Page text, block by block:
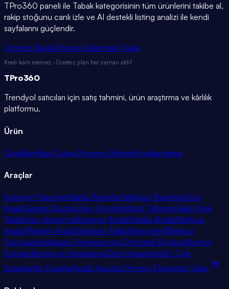
TPro360 paneli ile Tabak kategorisinin tüm ürünlerini takibe al,
rakip stoğunu canlı izle ve AI destekli listing analizi ile kendi
sayfalarını güçlendir.
Ücretsiz BaşlaChrome Eklentisini Yükle
Kredi kartı istemez · Ücretsiz plan her zaman aktif
TPro360
Trendyol satıcıları için satış tahmini, ürün araştırma ve kârlılık
platformu.
Ürün
ÖzelliklerNasıl ÇalışırChrome EklentisiFiyatlandırma
Araçlar
Kategori RaporlarıMarka RaporlarıMağaza RaporlarıÜrün
AnalizGörsel StüdyoÜrün FotoğrafıSatış TahminiRakip Stok
TakibiÜrün AraştırmaKategori AnaliziMarka AnaliziMağaza
AnaliziReklam AnaliziSıralama TakibiMega KeşifBarkod
SorgulamaMağaza EntegrasyonuOtomatik BuyboxMüşteri
SorularıKomisyon HesaplamaDesi HesaplamaEn Çok
SatanlarNiş FırsatlarAnaliz AraçlarıChrome Eklentisini Yükle